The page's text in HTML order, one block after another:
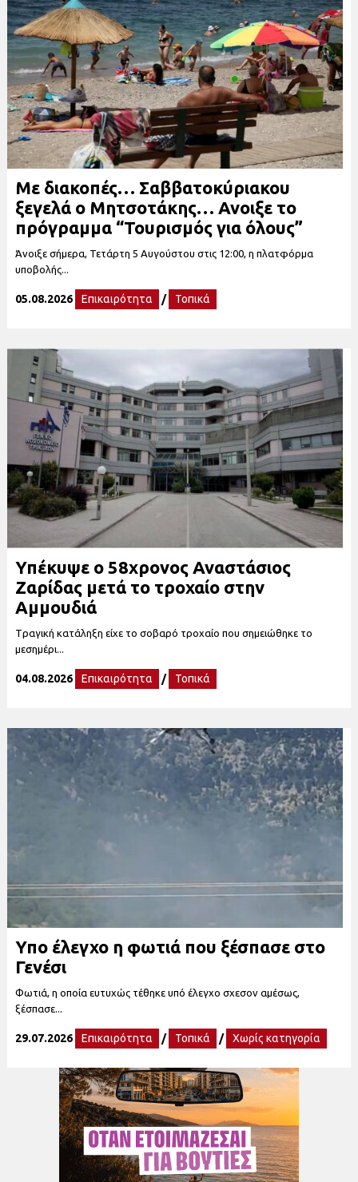
Με διακοπές… Σαββατοκύριακου
ξεγελά ο Μητσοτάκης… Ανοιξε το
πρόγραμμα “Τουρισμός για όλους”
Άνοιξε σήμερα, Τετάρτη 5 Αυγούστου στις 12:00, η πλατφόρμα
υποβολής...
05.08.2026 Επικαιρότητα / Τοπικά
Υπέκυψε ο 58χρονος Αναστάσιος
Ζαρίδας μετά το τροχαίο στην
Αμμουδιά
Tραγική κατάληξη είχε το σοβαρό τροχαίο που σημειώθηκε το
μεσημέρι...
04.08.2026 Επικαιρότητα / Τοπικά
Υπο έλεγχο η φωτιά που ξέσπασε στο
Γενέσι
Φωτιά, η οποία ευτυχώς τέθηκε υπό έλεγχο σχεσον αμέσως,
ξέσπασε...
29.07.2026 Επικαιρότητα / Τοπικά / Χωρίς κατηγορία